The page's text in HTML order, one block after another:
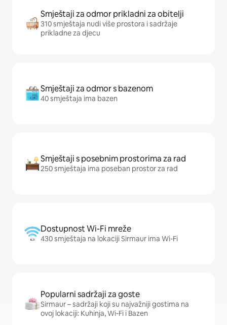
Smještaji za odmor prikladni za obitelji
310 smještaja nudi više prostora i sadržaje
prikladne za djecu
Smještaji za odmor s bazenom
40 smještaja ima bazen
Smještaji s posebnim prostorima za rad
250 smještaja ima poseban prostor za rad
Dostupnost Wi-Fi mreže
430 smještaja na lokaciji Sirmaur ima Wi-Fi
Popularni sadržaji za goste
Sirmaur – sadržaji koji su najvažniji gostima na
ovoj lokaciji: Kuhinja, Wi-Fi i Bazen